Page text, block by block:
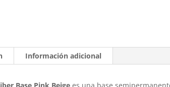
Información adicional